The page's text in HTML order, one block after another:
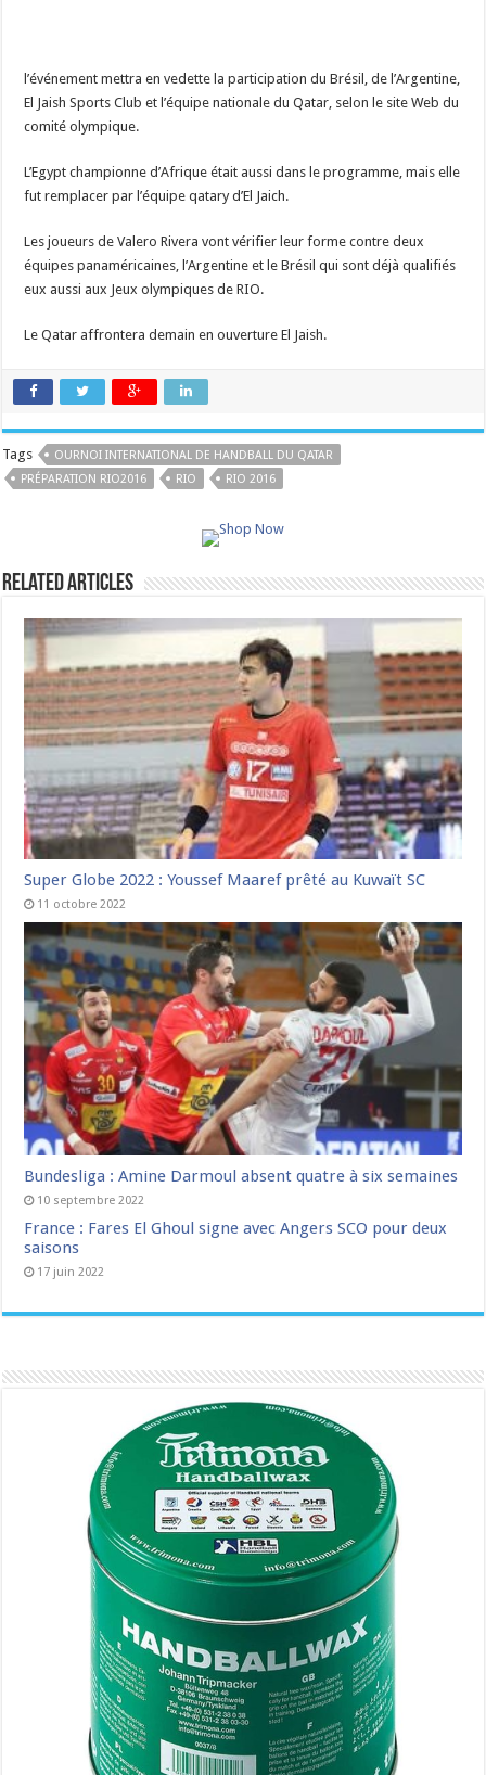
l’événement mettra en vedette la participation du Brésil, de l’Argentine,
El Jaish Sports Club et l’équipe nationale du Qatar, selon le site Web du
comité olympique.
L’Egypt championne d’Afrique était aussi dans le programme, mais elle
fut remplacer par l’équipe qatary d’El Jaich.
Les joueurs de Valero Rivera vont vérifier leur forme contre deux
équipes panaméricaines, l’Argentine et le Brésil qui sont déjà qualifiés
eux aussi aux Jeux olympiques de RIO.
Le Qatar affrontera demain en ouverture El Jaish.
Tags
OURNOI INTERNATIONAL DE HANDBALL DU QATAR
PRÉPARATION RIO2016
RIO RIO 2016
Related Articles
Super Globe 2022 : Youssef Maaref prêté au Kuwaït SC
11 octobre 2022
Bundesliga : Amine Darmoul absent quatre à six semaines
10 septembre 2022
France : Fares El Ghoul signe avec Angers SCO pour deux
saisons
17 juin 2022